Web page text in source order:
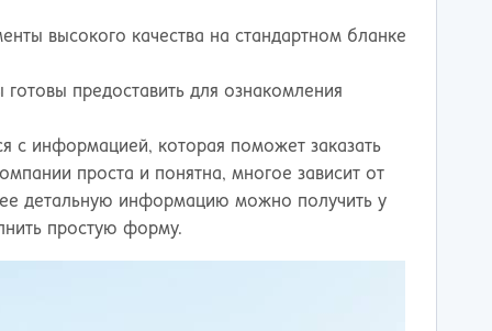
высокого качества на стандартном бланке
предоставить для ознакомления
с информацией, которая поможет заказать
проста и понятна, многое зависит от
детальную информацию можно получить у
простую форму.